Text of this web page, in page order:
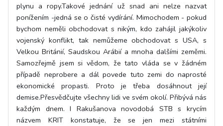
plynu a ropy.Takové jednání už snad ani nelze nazvat
ponížením -jedná se o čisté vydírání. Mimochodem - pokud
bychom neměli obchodovat s nikým, kdo zahájil jakýkoliv
vojenský konflikt, tak nemůžeme obchodovat s USA, s
Velkou Británií, Saudskou Arábií a mnoha dalšími zeměmi.
Samozřejmě jsem si vědom, že tato vláda se v žádném
případě neprobere a dál povede tuto zemi do naprosté
ekonomické propasti. Proto je třeba dosáhnout její
demise.Přesvědčujte všechny lidi ve svém okolí. Přibývá nás
každým dnem. I Rakušanova novodobá STB s krycím
názvem KRIT konstatuje, že se jen mezi státními